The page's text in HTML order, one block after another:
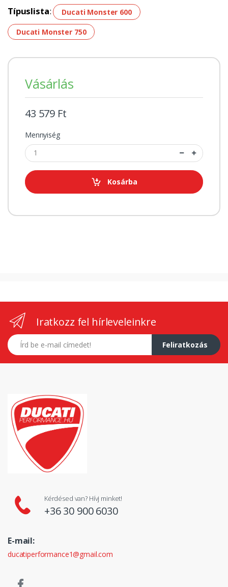
Típuslista: Ducati Monster 600
Ducati Monster 750
Vásárlás
43 579 Ft
Mennyiség
Kosárba
Iratkozz fel hírleveleinkre
E-mail címed
Feliratkozás
Kérdésed van? Hívj minket!
+36 30 900 6030
E-mail:
ducatiperformance1@gmail.com